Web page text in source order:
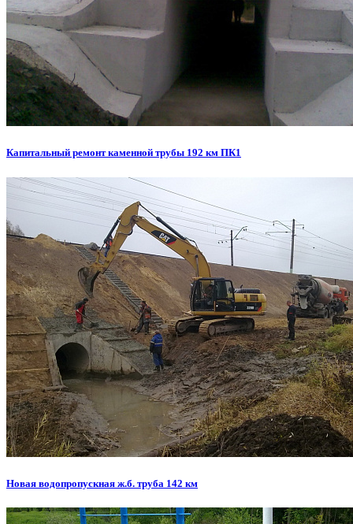
Капитальный ремонт каменной трубы 192 км ПК1
Новая водопропускная ж.б. труба 142 км